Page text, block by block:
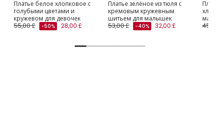
Платье белое хлопковое с
голубыми цветами и
кружевом для девочек
55,00 £
-50% 28,00 £
Платье зелёное из тюля с
кремовым кружевным
шитьем для малышек
53,00 £
-40% 32,00 £
45,00